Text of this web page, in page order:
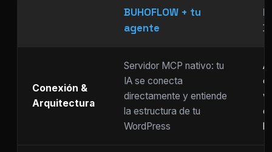
BUHOFLOW + tu
agente
Conexión &
Arquitectura
Servidor MCP nativo: tu
IA se conecta
directamente y entiende
la estructura de tu
WordPress